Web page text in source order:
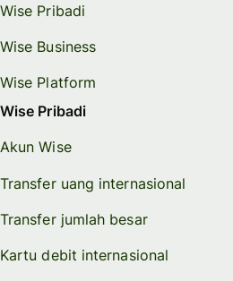
Wise Pribadi
Wise Business
Wise Platform
Wise Pribadi
Akun Wise
Transfer uang internasional
Transfer jumlah besar
Kartu debit internasional